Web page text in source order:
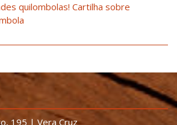
quilombolas! Cartilha sobre
195 | Vera Cruz